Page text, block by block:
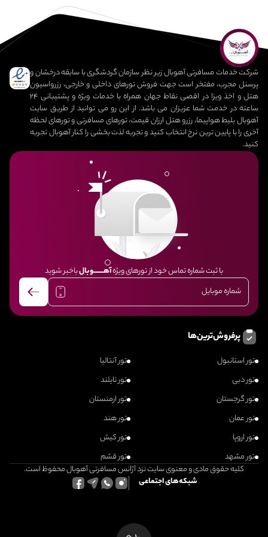
• هتل گلدن گلوب
• هتل موکسی تفلیس
• هتل اپیگراف تاون
• هتل نووس بوتیک
• هتل جاست این تفلیس
• هتل اورنامنت بوتیک
شرکت خدمات مسافرتی آهوبال زیر نظر سازمان گردشگری با سابقه درخشان و
پرسنل مجرب، مفتخر است جهت فروش تورهای داخلی و خارجی، رزرواسیون
هتل و اخذ ویزا در اقصی نقاط جهان همراه با خدمات ویژه و پشتیبانی 24
ساعته در خدمت شما عزیزان می باشد. از این رو می توانید از طریق سایت
آهوبال بلیط هواپیما، رزرو هتل ارزان قیمت، تورهای مسافرتی و تورهای لحظه
آخری را با پایین ترین نرخ انتخاب کنید و تجربه لذت بخشی را کنار آهوبال تجربه
کنید.
با ثبت شماره تماس خود از تورهای ویژهآهــــــــوبالباخبر شوید
پرفروش‌ترین‌ها
تور استانبول
تور آنتالیا
تور دبی
تور تایلند
تور گرجستان
تور ارمنستان
تور عمان
تور هند
تور اروپا
تور کیش
تور مشهد
تور قشم
کلیه حقوق مادی و معنوی سایت نزد آژانس مسافرتی آهوبال محفوظ است.
شبکه‌های اجتماعی